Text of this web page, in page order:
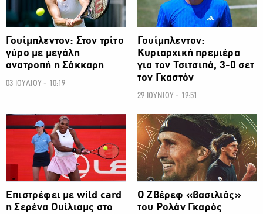
Γουίμπλεντον: Στον τρίτο
γύρο με μεγάλη
ανατροπή η Σάκκαρη
03 ΙΟΥΛΙΟΥ - 10:19
Γουίμπλεντον:
Κυριαρχική πρεμιέρα
για τον Τσιτσιπά, 3-0 σετ
τον Γκαστόν
29 ΙΟΥΝΙΟΥ - 19:51
Επιστρέφει με wild card
η Σερένα Ουίλιαμς στο
ΑΛΛΑ ΣΠΟΡ
Ο Ζβέρεφ «βασιλιάς»
του Ρολάν Γκαρός